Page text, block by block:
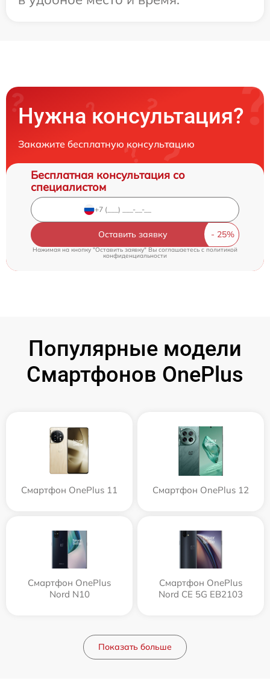
Нужна консультация?
Закажите бесплатную консультацию
Бесплатная консультация со
специалистом
Оставить заявку
Нажимая на кнопку "Оставить заявку" Вы соглашаетесь cполитикой
конфиденциальности
Популярные модели
Смартфонов OnePlus
Смартфон OnePlus 11 Смартфон OnePlus 12
Смартфон OnePlus
Nord N10
Смартфон OnePlus
Nord CE 5G EB2103
Показать больше